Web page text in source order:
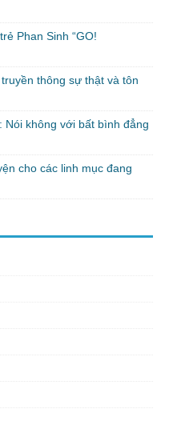
Phan Sinh “GO!
thông sự thật và tôn
không với bất bình đẳng
cho các linh mục đang